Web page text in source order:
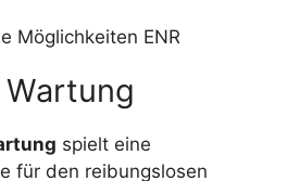
spielt eine
für den reibungslosen